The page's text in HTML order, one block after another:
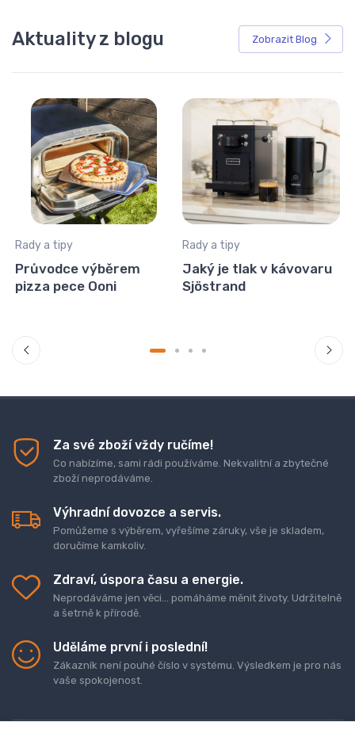
Aktuality z blogu Zobrazit Blog
Rady a tipy
Průvodce výběrem
pizza pece Ooni
Rady a tipy
Jaký je tlak v kávovaru
Sjöstrand
Za své zboží vždy ručíme!
Co nabízíme, sami rádi používáme. Nekvalitní a zbytečné
zboží neprodáváme.
Výhradní dovozce a servis.
Pomůžeme s výběrem, vyřešíme záruky, vše je skladem,
doručíme kamkoliv.
Zdraví, úspora času a energie.
Neprodáváme jen věci... pomáháme měnit životy. Udržitelně
a šetrně k přírodě.
Uděláme první i poslední!
Zákazník není pouhé číslo v systému. Výsledkem je pro nás
vaše spokojenost.